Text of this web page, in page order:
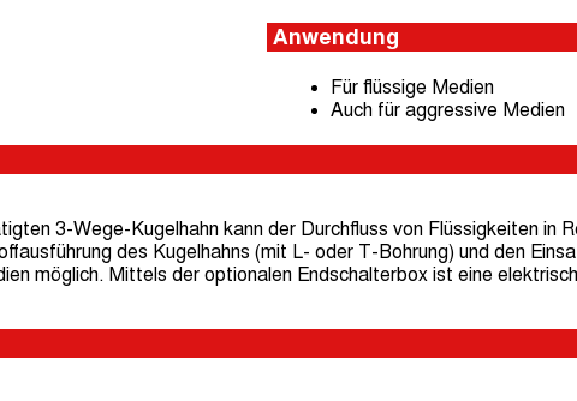
Anwendung
Für flüssige Medien
Auch für aggressive Medien
3-Wege-Kugelhahn kann der Durchfluss von Flüssigkeiten in
des Kugelhahns (mit L- oder T-Bohrung) und den
möglich. Mittels der optionalen Endschalterbox ist eine